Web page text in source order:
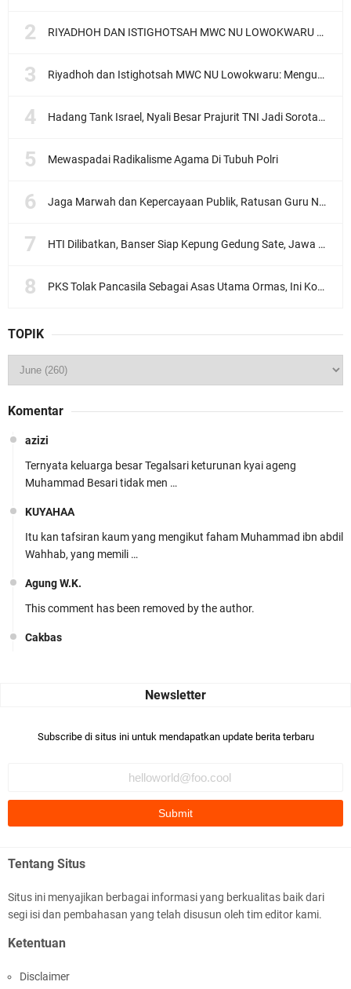
RIYADHOH DAN ISTIGHOTSAH MWC NU LOWOKWARU Menyambut Muktamar NU ke-35, Meneguhkan Sanad Laku Para Muassis
Riyadhoh dan Istighotsah MWC NU Lowokwaru: Menguatkan Doa, Menjalin Ukhuwah Menyambut Muktamar NU ke-35
Hadang Tank Israel, Nyali Besar Prajurit TNI Jadi Sorotan Dunia
Mewaspadai Radikalisme Agama Di Tubuh Polri
Jaga Marwah dan Kepercayaan Publik, Ratusan Guru Ngaji Kota Malang Serukan Deklarasi Ramah Anak
HTI Dilibatkan, Banser Siap Kepung Gedung Sate, Jawa Barat
PKS Tolak Pancasila Sebagai Asas Utama Ormas, Ini Komentar PBNU
TOPIK
Komentar
azizi
Ternyata keluarga besar Tegalsari keturunan kyai ageng
Muhammad Besari tidak men …
KUYAHAA
Itu kan tafsiran kaum yang mengikut faham Muhammad ibn abdil
Wahhab, yang memili …
Agung W.K.
This comment has been removed by the author.
Cakbas
Bismillaah semoga pembuat artikel Alloh berikan pemahaman yg
Ada sejumlah pertanyaan kepada Anda dan jawablah dengan
mengikuti ust. K …
Anonymous
Subscribe di situs ini untuk mendapatkan update berita terbaru
Tentang Situs
Situs ini menyajikan berbagai informasi yang berkualitas baik dari
segi isi dan pembahasan yang telah disusun oleh tim editor kami.
Ketentuan
Disclaimer